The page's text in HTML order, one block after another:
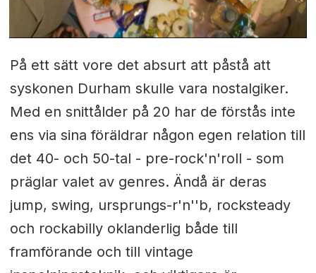
På ett sätt vore det absurt att påstå att
syskonen Durham skulle vara nostalgiker.
Med en snittålder på 20 har de förstås inte
ens via sina föräldrar någon egen relation till
det 40- och 50-tal - pre-rock'n'roll - som
präglar valet av genres. Ändå är deras
jump, swing, ursprungs-r'n''b, rocksteady
och rockabilly oklanderlig både till
framförande och till vintage